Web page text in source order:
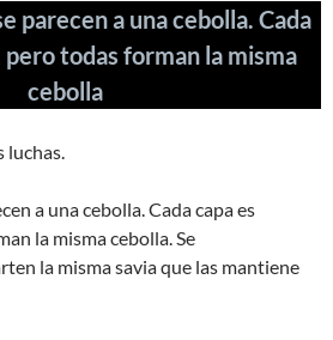
parecen a una cebolla. Cada
todas forman la misma
cebolla
luchas.
a una cebolla. Cada capa es
la misma cebolla. Se
la misma savia que las mantiene